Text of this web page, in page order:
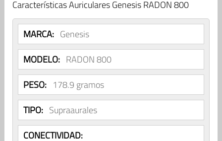
Características Auriculares Genesis RADON 800
MARCA: Genesis
MODELO: RADON 800
PESO: 178.9 gramos
TIPO: Supraaurales
CONECTIVIDAD: